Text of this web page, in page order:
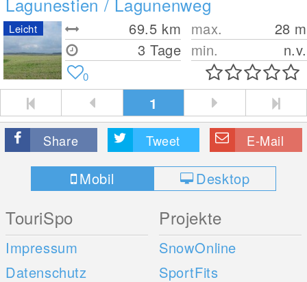
69.5 km
3 Tage
max. 28 m
min.
n.v.
Leicht
0
1
Share Tweet E-Mail
Mobil Desktop
TouriSpo
Impressum
Datenschutz
Projekte
SnowOnline
SportFits